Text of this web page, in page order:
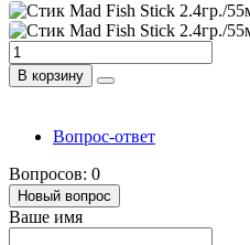
В корзину
Вопрос-ответ
Вопросов: 0
Новый вопрос
Ваше имя